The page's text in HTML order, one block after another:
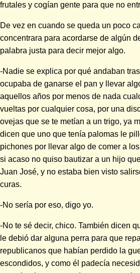
frutales y cogían gente para que no
De vez en cuando se queda un poco
concentrara para acordarse de algún
palabra justa para decir mejor algo.
-Nadie se explica por qué andaban
ocupaba de ganarse el pan y llevar
aquellos años por menos de nada
vueltas por cualquier cosa, por una
ovejas que se te metían a un trigo, ya
dicen que uno que tenía palomas le
pichones por llevar algo de comer a
si acaso no quiso bautizar a un hijo
Juan José, y no estaba bien visto
curas.
-No sería por eso, digo yo.
-No te sé decir, chico. También dicen
le debió dar alguna perra para que
republicanos que habían perdido la
escondidos, y como él padecía